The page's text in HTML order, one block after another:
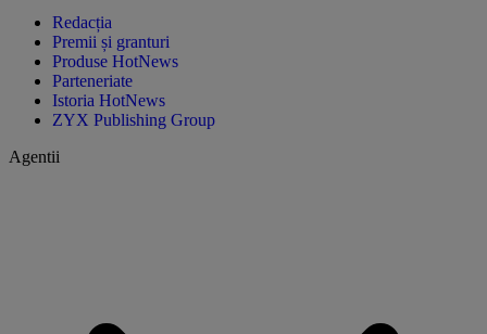
Redacția
Premii și granturi
Produse HotNews
Parteneriate
Istoria HotNews
ZYX Publishing Group
Agentii